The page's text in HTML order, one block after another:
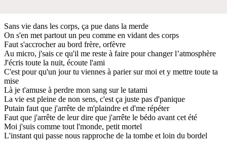
Sans vie dans les corps, ça pue dans la merde
On s'en met partout un peu comme en vidant des corps
Faut s'accrocher au bord frère, orfèvre
Au micro, j'sais ce qu'il me reste à faire pour changer l’atmosphère
J'écris toute la nuit, écoute l'ami
C'est pour qu'un jour tu viennes à parier sur moi et y mettre toute ta
mise
Là je t'amuse à perdre mon sang sur le tatami
La vie est pleine de non sens, c'est ça juste pas d'panique
Putain faut que j'arrête de m'plaindre et d'me répéter
Faut que j'arrête de leur dire que j'arrête le bédo avant cet été
Moi j'suis comme tout l'monde, petit mortel
L'instant qui passe nous rapproche de la tombe et loin du bordel